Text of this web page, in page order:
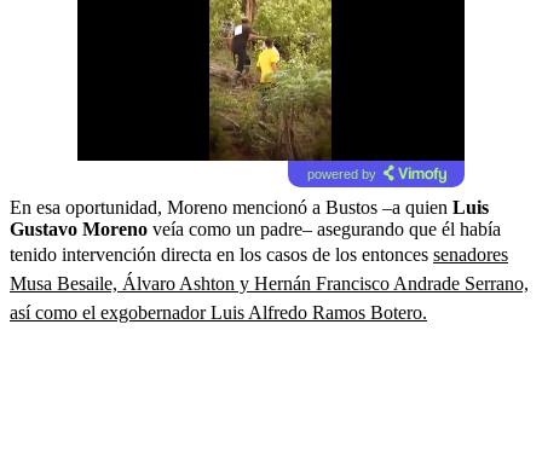
powered by
En esa oportunidad, Moreno mencionó a Bustos –a quien Luis
Gustavo Moreno veía como un padre– asegurando que él había
tenido intervención directa en los casos de los entonces senadores
Musa Besaile, Álvaro Ashton y Hernán Francisco Andrade Serrano,
así como el exgobernador Luis Alfredo Ramos Botero.